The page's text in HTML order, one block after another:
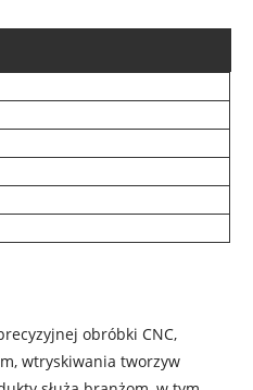
obróbki CNC,
wtryskiwania tworzyw